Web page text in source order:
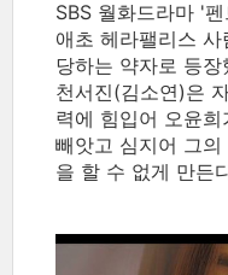
SBS 월화드라마 '
애초 헤라팰리스
당하는 약자로 등
천서진(김소연)은
력에 힘입어 오윤
빼앗고 심지어 그
을 할 수 없게 만든